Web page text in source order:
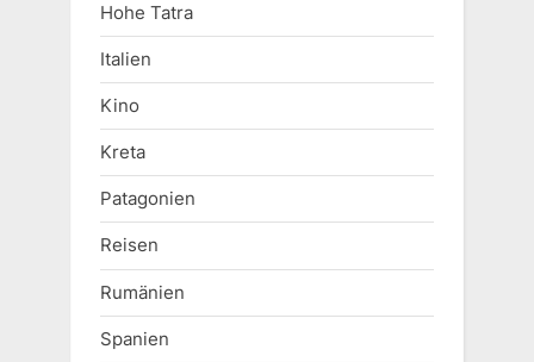
Hohe Tatra
Italien
Kino
Kreta
Patagonien
Reisen
Rumänien
Spanien